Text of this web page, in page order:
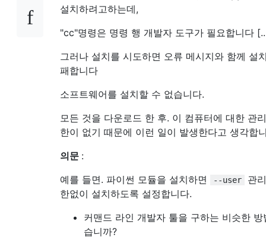
설치하려고하는데,
"cc"명령은 명령 행 개발자 도구가 필요합니다
그러나 설치를 시도하면 오류 메시지와 함께 설
패합니다
소프트웨어를 설치할 수 없습니다.
모든 것을 다운로드 한 후. 이 컴퓨터에 대한 관
한이 없기 때문에 이런 일이 발생한다고 생각합
의문 :
예를 들면. 파이썬 모듈을 설치하면
--user
관
한없이 설치하도록 설정합니다.
커맨드 라인 개발자 툴을 구하는 비슷한 방
습니까?